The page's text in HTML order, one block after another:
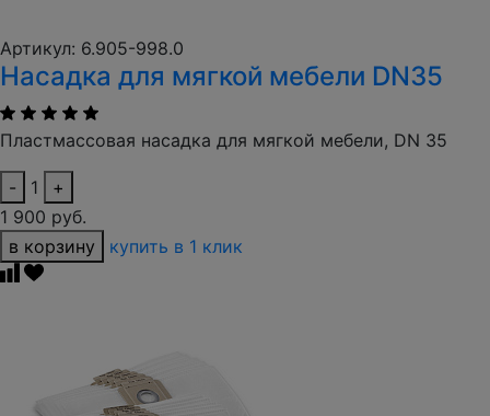
Артикул: 6.905-998.0
Насадка для мягкой мебели DN35
Пластмассовая насадка для мягкой мебели, DN 35
- 1
+
1 900 руб.
в корзину
купить в 1 клик